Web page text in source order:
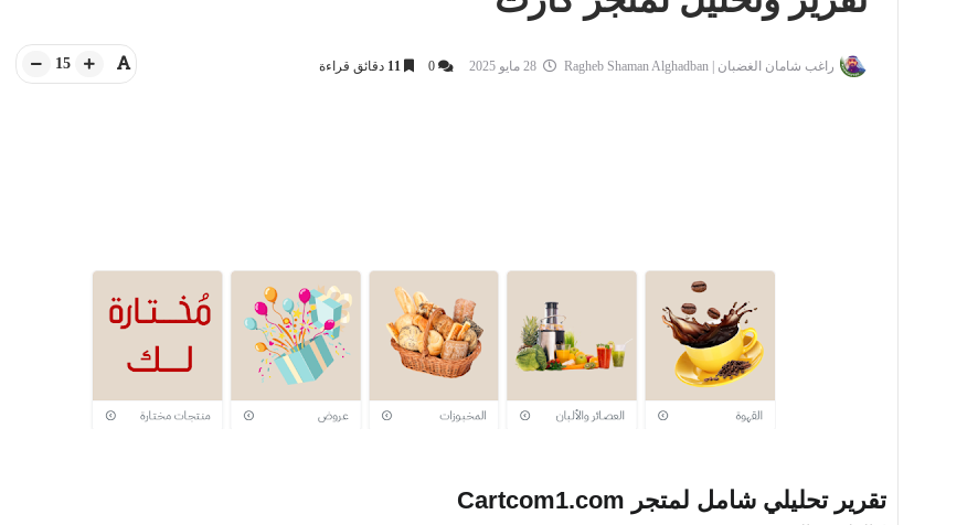
راغب شامان الغضبان | Ragheb Shaman Alghadban 0
11 دقائق قراءة 15
تقرير تحليلي شامل لمتجر Cartcom1.com